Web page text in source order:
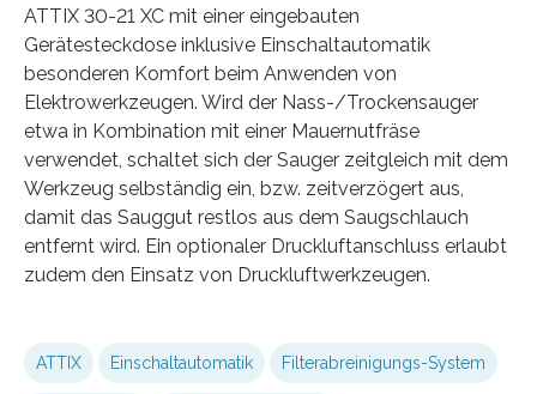
ATTIX 30-21 XC mit einer eingebauten
Gerätesteckdose inklusive Einschaltautomatik
besonderen Komfort beim Anwenden von
Elektrowerkzeugen. Wird der Nass-/Trockensauger
etwa in Kombination mit einer Mauernutfräse
verwendet, schaltet sich der Sauger zeitgleich mit dem
Werkzeug selbständig ein, bzw. zeitverzögert aus,
damit das Sauggut restlos aus dem Saugschlauch
entfernt wird. Ein optionaler Druckluftanschluss erlaubt
zudem den Einsatz von Druckluftwerkzeugen.
ATTIX Einschaltautomatik Filterabreinigungs-System